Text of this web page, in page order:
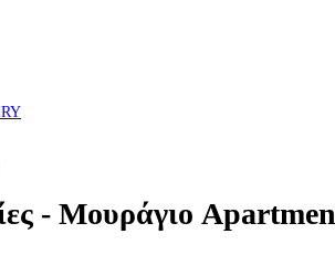
- Μουράγιο